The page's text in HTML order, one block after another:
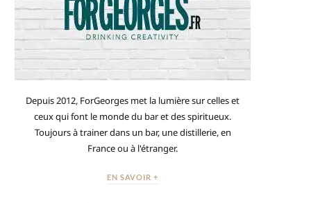
Depuis 2012, ForGeorges met la lumière sur celles et
ceux qui font le monde du bar et des spiritueux.
Toujours à trainer dans un bar, une distillerie, en
France ou à l'étranger.
EN SAVOIR +